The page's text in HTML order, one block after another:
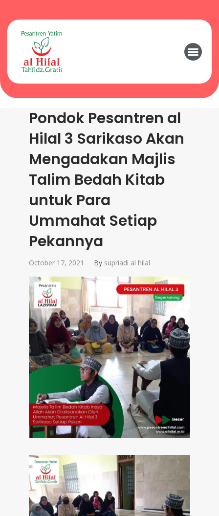
Pondok Pesantren al
Hilal 3 Sarikaso Akan
Mengadakan Majlis
Talim Bedah Kitab
untuk Para
Ummahat Setiap
Pekannya
October 17, 2021 By supriadi al hilal